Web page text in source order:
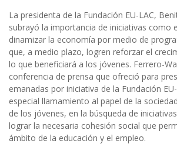
La presidenta de la Fundación EU-LAC,
subrayó la importancia de iniciativas como
dinamizar la economía por medio de
que, a medio plazo, logren reforzar el
lo que beneficiará a los jóvenes. Ferrero-
conferencia de prensa que ofreció para
emanadas por iniciativa de la Fundación
especial llamamiento al papel de la
de los jóvenes, en la búsqueda de
lograr la necesaria cohesión social que
ámbito de la educación y el empleo.